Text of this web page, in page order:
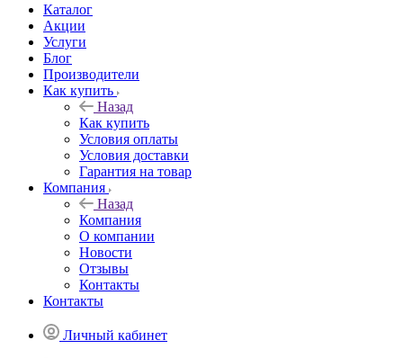
Каталог
Акции
Услуги
Блог
Производители
Как купить
Назад
Как купить
Условия оплаты
Условия доставки
Гарантия на товар
Компания
Назад
Компания
О компании
Новости
Отзывы
Контакты
Контакты
Личный кабинет